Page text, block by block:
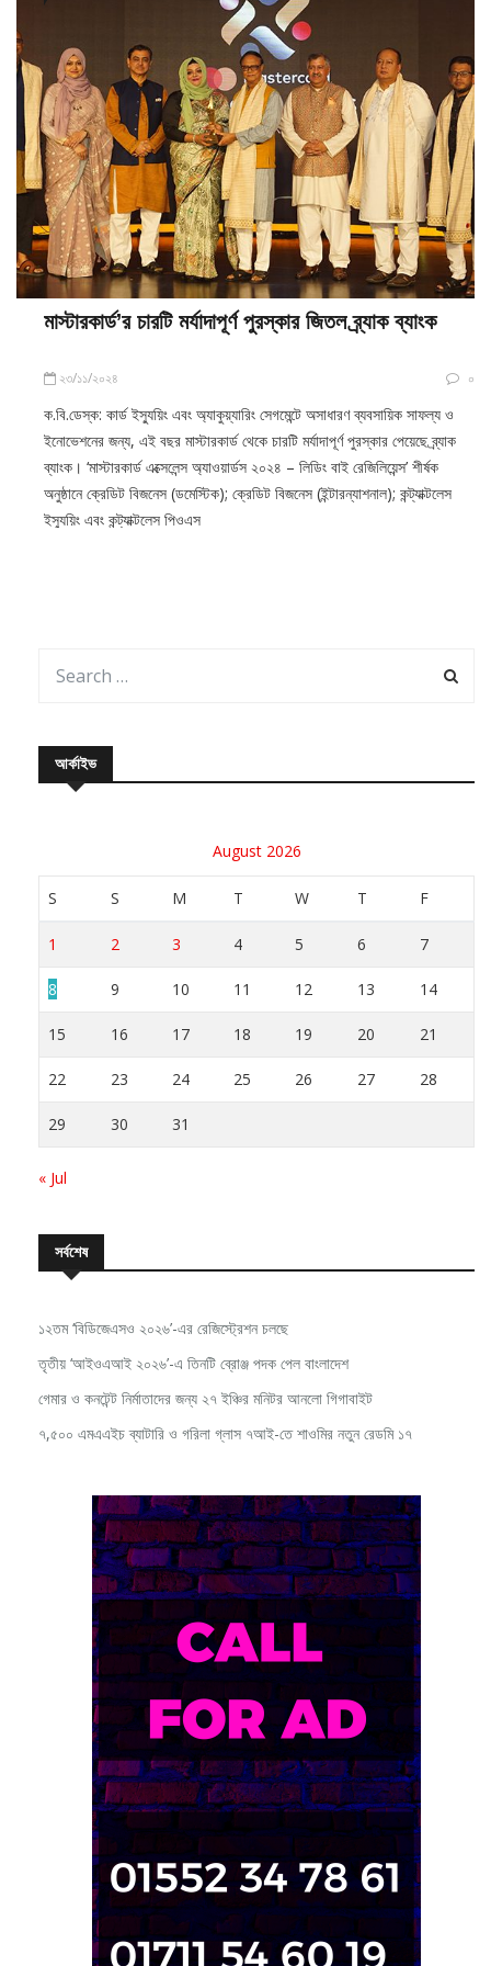
মাস্টারকার্ড’র চারটি মর্যাদাপূর্ণ পুরস্কার জিতল ব্র্যাক ব্যাংক
২৩/১১/২০২৪ ০
ক.বি.ডেস্ক: কার্ড ইস্যুয়িং এবং অ্যাকুয়্যারিং সেগমেন্টে অসাধারণ ব্যবসায়িক সাফল্য ও
ইনোভেশনের জন্য, এই বছর মাস্টারকার্ড থেকে চারটি মর্যাদাপূর্ণ পুরস্কার পেয়েছে ব্র্যাক
ব্যাংক। ‘মাস্টারকার্ড এক্সেলেন্স অ্যাওয়ার্ডস ২০২৪ – লিডিং বাই রেজিলিয়েন্স’ শীর্ষক
অনুষ্ঠানে ক্রেডিট বিজনেস (ডমেস্টিক); ক্রেডিট বিজনেস (ইন্টারন্যাশনাল); কন্ট্যাক্টলেস
ইস্যুয়িং এবং কন্ট্যাক্টলেস পিওএস
আর্কাইভ
August 2026
S S M T W T F
1 2 3 4 5 6 7
8 9 10 11 12 13 14
15 16 17 18 19 20 21
22 23 24 25 26 27 28
29 30 31
« Jul
সর্বশেষ
১২তম ‘বিডিজেএসও ২০২৬’-এর রেজিস্ট্রেশন চলছে
তৃতীয় ‘আইওএআই ২০২৬’-এ তিনটি ব্রোঞ্জ পদক পেল বাংলাদেশ
গেমার ও কনটেন্ট নির্মাতাদের জন্য ২৭ ইঞ্চির মনিটর আনলো গিগাবাইট
৭,৫০০ এমএএইচ ব্যাটারি ও গরিলা গ্লাস ৭আই-তে শাওমির নতুন রেডমি ১৭